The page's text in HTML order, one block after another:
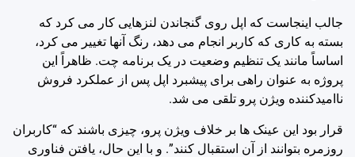
جالب اینجاست که اپل روی گنجاندن لنزهایی کار می کرد که
بسته به کاری که کاربر انجام می دهد، رنگ آنها تغییر می کرد،
اساساً مانند یک تنظیم وضعیت در یک برنامه چت. ظاهراً این
پروژه به عنوان راهی برای پیشبرد اپل پس از عملکرد فروش
ناامیدکننده ویژن پرو تلقی می شد.
قرار بود این عینک ها بر خلاف ویژن پرو، چیزی باشند که “کاربران
روزمره بتوانند از آن استقبال کنند”. و با این حال، یافتن فناوری